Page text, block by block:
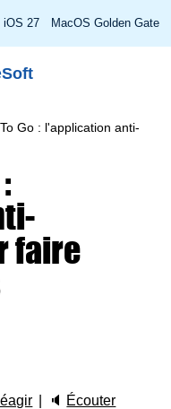
iOS 27 MacOS Golden Gate
Soft
Go : l'application anti-
faire
🔈 Écouter